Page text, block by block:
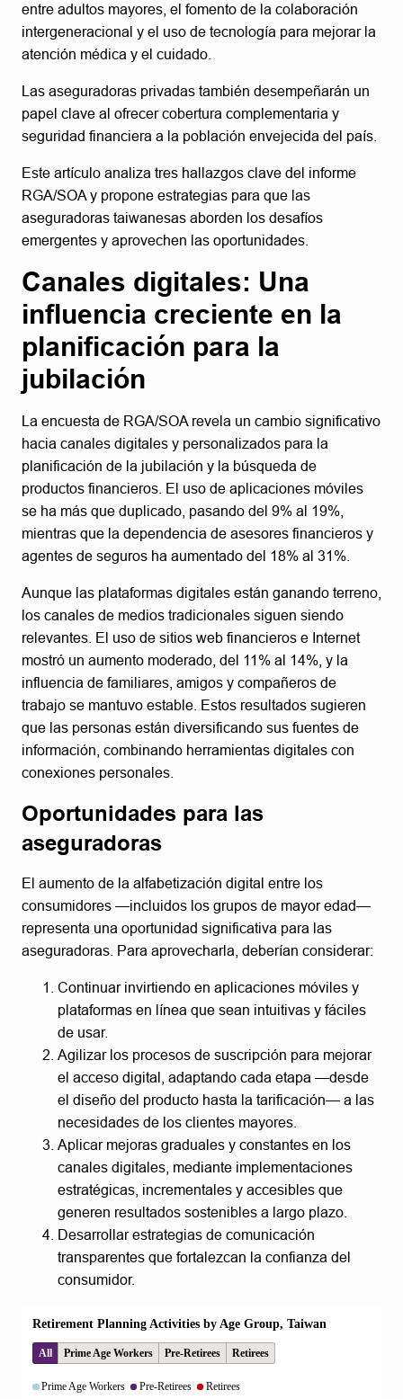
entre adultos mayores, el fomento de la colaboración
intergeneracional y el uso de tecnología para mejorar la
atención médica y el cuidado.
Las aseguradoras privadas también desempeñarán un
papel clave al ofrecer cobertura complementaria y
seguridad financiera a la población envejecida del país.
Este artículo analiza tres hallazgos clave del informe
RGA/SOA y propone estrategias para que las
aseguradoras taiwanesas aborden los desafíos
emergentes y aprovechen las oportunidades.
Canales digitales: Una
influencia creciente en la
planificación para la
jubilación
La encuesta de RGA/SOA revela un cambio significativo
hacia canales digitales y personalizados para la
planificación de la jubilación y la búsqueda de
productos financieros. El uso de aplicaciones móviles
se ha más que duplicado, pasando del 9% al 19%,
mientras que la dependencia de asesores financieros y
agentes de seguros ha aumentado del 18% al 31%.
Aunque las plataformas digitales están ganando terreno,
los canales de medios tradicionales siguen siendo
relevantes. El uso de sitios web financieros e Internet
mostró un aumento moderado, del 11% al 14%, y la
influencia de familiares, amigos y compañeros de
trabajo se mantuvo estable. Estos resultados sugieren
que las personas están diversificando sus fuentes de
información, combinando herramientas digitales con
conexiones personales.
Oportunidades para las
aseguradoras
El aumento de la alfabetización digital entre los
consumidores —incluidos los grupos de mayor edad—
representa una oportunidad significativa para las
aseguradoras. Para aprovecharla, deberían considerar:
Continuar invirtiendo en aplicaciones móviles y
plataformas en línea que sean intuitivas y fáciles
de usar.
Agilizar los procesos de suscripción para mejorar
el acceso digital, adaptando cada etapa —desde
el diseño del producto hasta la tarificación— a las
necesidades de los clientes mayores.
Aplicar mejoras graduales y constantes en los
canales digitales, mediante implementaciones
estratégicas, incrementales y accesibles que
generen resultados sostenibles a largo plazo.
Desarrollar estrategias de comunicación
transparentes que fortalezcan la confianza del
consumidor.